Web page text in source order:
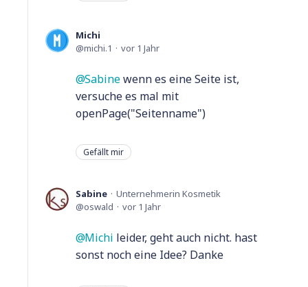
Michi
michi.1
vor 1 Jahr
Sabinewenn es eine Seite ist,
versuche es mal mit
openPage("Seitenname")
Gefällt mir
Sabine
Unternehmerin Kosmetik
oswald
vor 1 Jahr
Michi leider, geht auch nicht. hast
sonst noch eine Idee? Danke